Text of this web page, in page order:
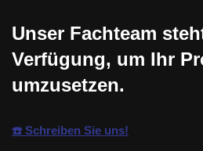
Unser Fachteam
Verfügung, um Ihr
umzusetzen.
☎️ Schreiben Sie uns!